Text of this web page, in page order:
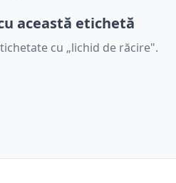
această etichetă
cu „lichid de răcire".